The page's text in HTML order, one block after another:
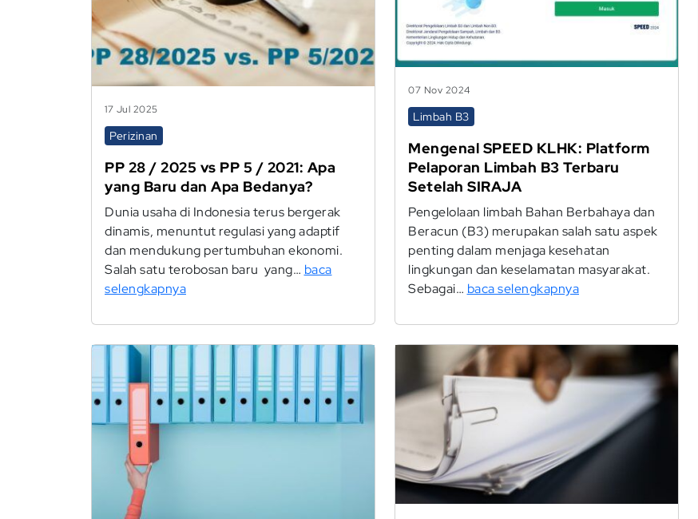
17 Jul 2025
Perizinan
PP 28 / 2025 vs PP 5 / 2021: Apa
yang Baru dan Apa Bedanya?
Dunia usaha di Indonesia terus bergerak
dinamis, menuntut regulasi yang adaptif
dan mendukung pertumbuhan ekonomi.
Salah satu terobosan baru yang… baca
selengkapnya
07 Nov 2024
Limbah B3
Mengenal SPEED KLHK: Platform
Pelaporan Limbah B3 Terbaru
Setelah SIRAJA
Pengelolaan limbah Bahan Berbahaya dan
Beracun (B3) merupakan salah satu aspek
penting dalam menjaga kesehatan
lingkungan dan keselamatan masyarakat.
Sebagai… baca selengkapnya